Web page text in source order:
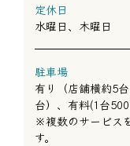
定休日
水曜日、木曜日
駐車場
有り（店舗横約5
台）、有料(1台500
※複数のサービス
す。